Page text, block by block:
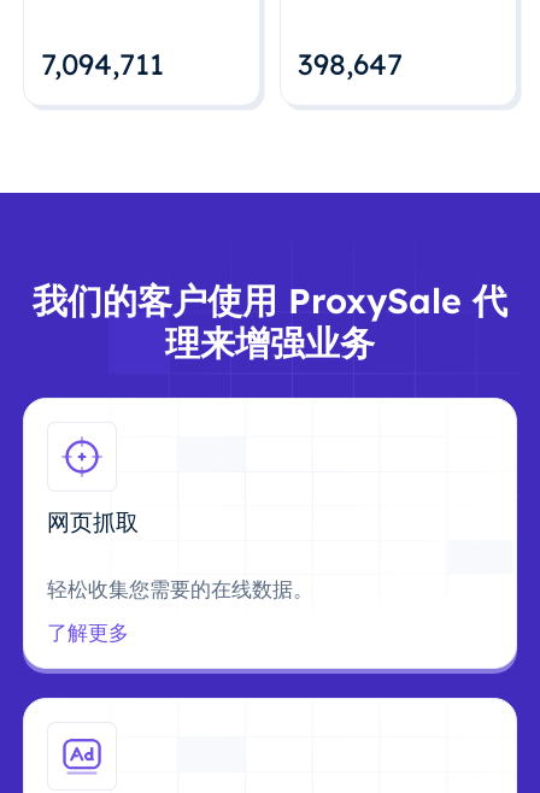
7,094,712 398,648
我们的客户使用 ProxySale 代
理来增强业务
网页抓取
轻松收集您需要的在线数据。
了解更多